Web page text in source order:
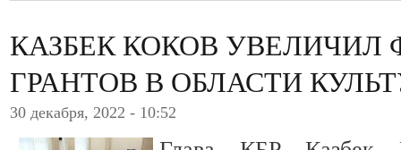
КАЗБЕК КОКОВ
ГРАНТОВ В ОБЛАСТИ
30 декабря, 2022 - 10:52